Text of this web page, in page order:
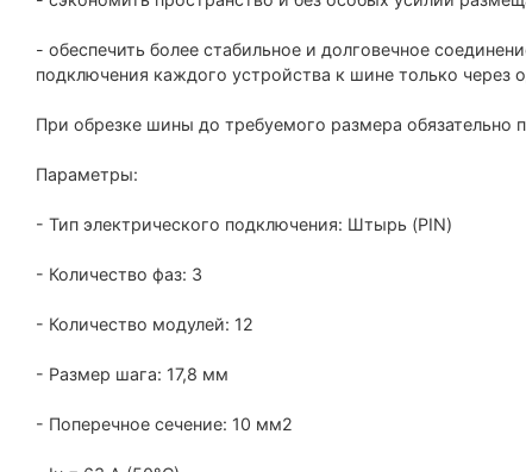
- обеспечить более стабильное и долговечное
подключения каждого устройства к шине только через
При обрезке шины до требуемого размера обязательно
Параметры:
- Тип электрического подключения: Штырь (PIN)
- Количество фаз: 3
- Количество модулей: 12
- Размер шага: 17,8 мм
- Поперечное сечение: 10 мм2